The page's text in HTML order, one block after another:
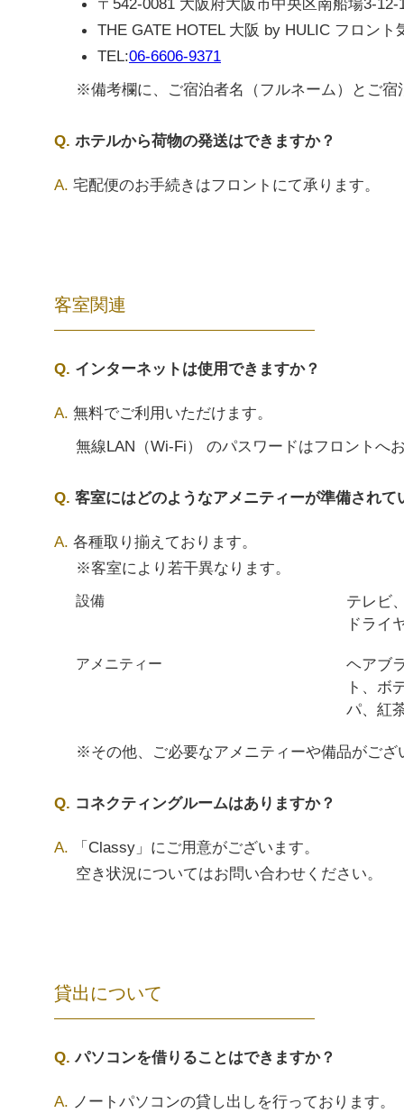
〒542-0081 大阪府大阪市中央区南船場3-12-
THE GATE HOTEL 大阪 by HULIC フロント
TEL:06-6606-9371
※備考欄に、ご宿泊者名（フルネーム）とご宿
ホテルから荷物の発送はできますか？
宅配便のお手続きはフロントにて承ります。
客室関連
インターネットは使用できますか？
無料でご利用いただけます。
無線LAN（Wi-Fi） のパスワードはフロントへ
客室にはどのようなアメニティーが準備されて
各種取り揃えております。
※客室により若干異なります。
設備
テレビ
ドライ
アメニティー
ヘアブ
ト、ボ
パ、紅
※その他、ご必要なアメニティーや備品がご
コネクティングルームはありますか？
「Classy」にご用意がございます。
空き状況についてはお問い合わせください。
貸出について
パソコンを借りることはできますか？
ノートパソコンの貸し出しを行っております。